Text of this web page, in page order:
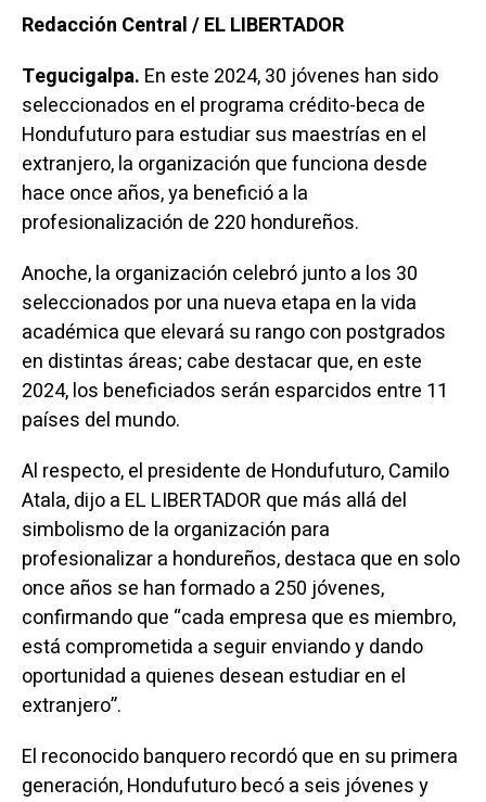
Redacción Central / EL LIBERTADOR
Tegucigalpa. En este 2024, 30 jóvenes han sido
seleccionados en el programa crédito-beca de
Hondufuturo para estudiar sus maestrías en el
extranjero, la organización que funciona desde
hace once años, ya benefició a la
profesionalización de 220 hondureños.
Anoche, la organización celebró junto a los 30
seleccionados por una nueva etapa en la vida
académica que elevará su rango con postgrados
en distintas áreas; cabe destacar que, en este
2024, los beneficiados serán esparcidos entre 11
países del mundo.
Al respecto, el presidente de Hondufuturo, Camilo
Atala, dijo a EL LIBERTADOR que más allá del
simbolismo de la organización para
profesionalizar a hondureños, destaca que en solo
once años se han formado a 250 jóvenes,
confirmando que “cada empresa que es miembro,
está comprometida a seguir enviando y dando
oportunidad a quienes desean estudiar en el
extranjero”.
El reconocido banquero recordó que en su primera
generación, Hondufuturo becó a seis jóvenes y